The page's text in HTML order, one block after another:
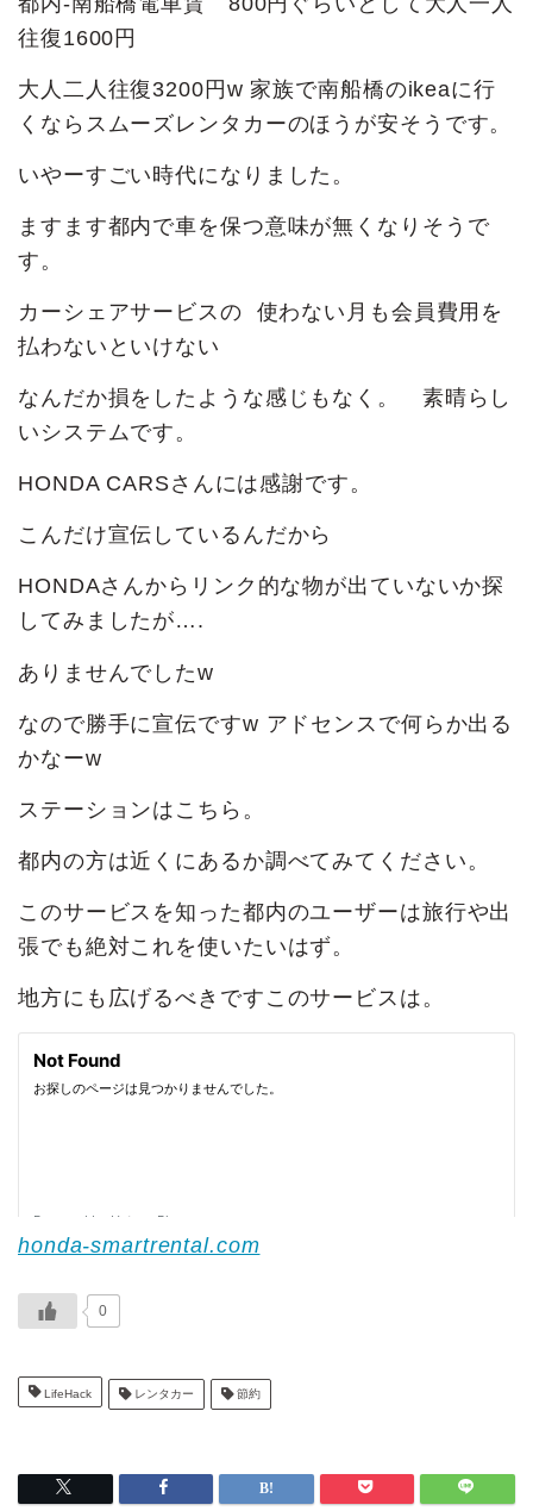
往復1600円
大人二人往復3200円w 家族で南船橋のikeaに行
くならスムーズレンタカーのほうが安そうです。
いやーすごい時代になりました。
ますます都内で車を保つ意味が無くなりそうで
す。
カーシェアサービスの 使わない月も会員費用を
払わないといけない
なんだか損をしたような感じもなく。 素晴らし
いシステムです。
HONDA CARSさんには感謝です。
こんだけ宣伝しているんだから
HONDAさんからリンク的な物が出ていないか探
してみましたが….
ありませんでしたw
なので勝手に宣伝ですw アドセンスで何らか出る
かなーw
ステーションはこちら。
都内の方は近くにあるか調べてみてください。
このサービスを知った都内のユーザーは旅行や出
張でも絶対これを使いたいはず。
地方にも広げるべきですこのサービスは。
honda-smartrental.com
0
LifeHack レンタカー 節約